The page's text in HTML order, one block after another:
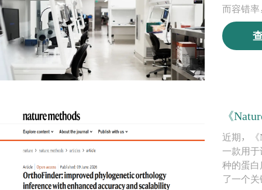
而容错率
《
近期，《
一款用
种的蛋白
了一个关